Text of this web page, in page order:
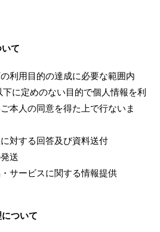
て
利用目的の達成に必要な範囲内
に定めのない目的で個人情報を利
本人の同意を得た上で行ないま
対する回答及び資料送付
送
サービスに関する情報提供
ついて